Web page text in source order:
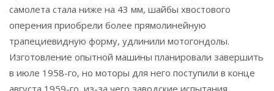
самолета стала ниже на 43 мм, шайбы хвостового
оперения приобрели более прямолинейную
трапециевидную форму, удлинили мотогондолы.
Изготовление опытной машины планировали завершить
в июле 1958-го, но моторы для него поступили в конце
августа 1959-го, из-за чего заводские испытания